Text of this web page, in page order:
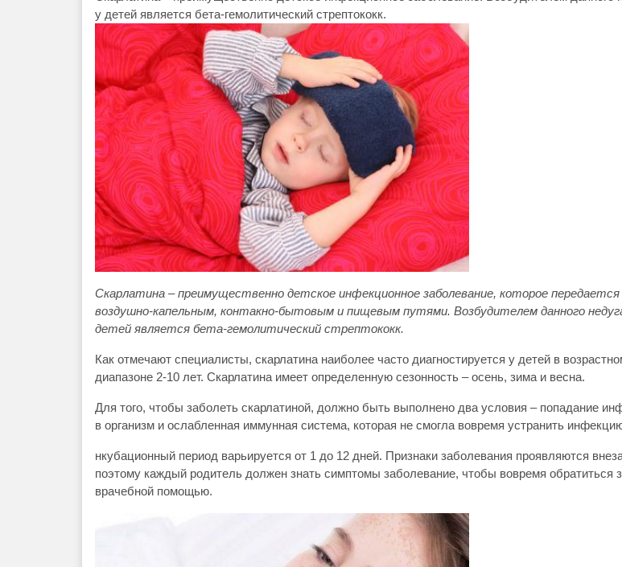
у детей является бета-гемолитический стрептококк.
Скарлатина –преимущественно детское инфекционное заболевание, которое передается
воздушно-капельным, контакно-бытовым и пищевым путями. Возбудителем данного
детей является бета-гемолитический стрептококк.
Как отмечают специалисты, скарлатина наиболее часто диагностируется у детей в
диапазоне 2-10 лет. Скарлатина имеет определенную сезонность – осень, зима и весна.
Для того, чтобы заболеть скарлатиной, должно быть выполнено два условия – попадание
в организм и ослабленная иммунная система, которая не смогла вовремя устранить
нкубационный период варьируется от 1 до 12 дней. Признаки заболевания проявляются
поэтому каждый родитель должен знать симптомы заболевание, чтобы вовремя обратиться
врачебной помощью.